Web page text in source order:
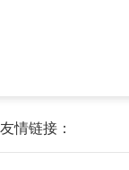
友情链接：